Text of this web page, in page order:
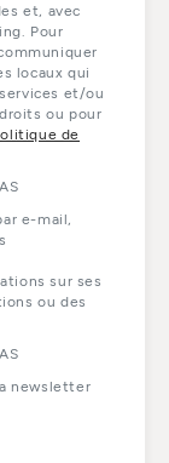
et, avec
Pour
locaux qui
et/ou
ou pour
de
e-mail,
sur ses
ou des
newsletter